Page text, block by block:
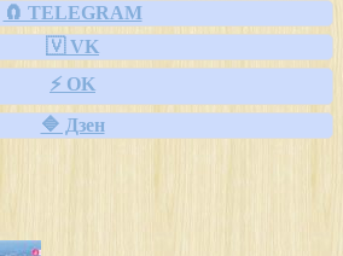
🧲 TELEGRAM
🇻 VK
⚡ OK
🔷 Дзен